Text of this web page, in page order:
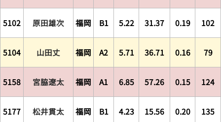
5102 原田雄次 福岡 B1 5.22 31.37 0.19 102
5104 山田丈 福岡 A2 5.71 36.71 0.16 79
5158 宮脇遼太 福岡 A1 6.85 57.26 0.15 124
5177 松井貫太 福岡 B1 4.23 15.56 0.20 135